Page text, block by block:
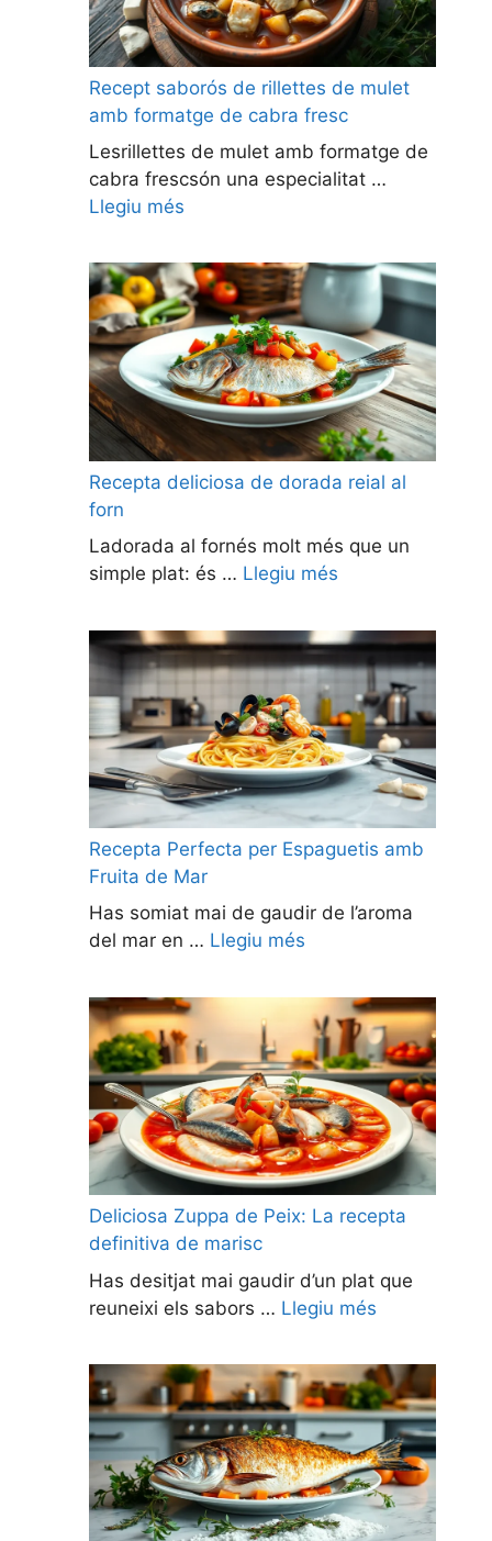
Recept saborós de rillettes de mulet
amb formatge de cabra fresc
Lesrillettes de mulet amb formatge de
cabra frescsón una especialitat …
Llegiu més
Recepta deliciosa de dorada reial al
forn
Ladorada al fornés molt més que un
simple plat: és … Llegiu més
Recepta Perfecta per Espaguetis amb
Fruita de Mar
Has somiat mai de gaudir de l’aroma
del mar en … Llegiu més
Deliciosa Zuppa de Peix: La recepta
definitiva de marisc
Has desitjat mai gaudir d’un plat que
reuneixi els sabors … Llegiu més